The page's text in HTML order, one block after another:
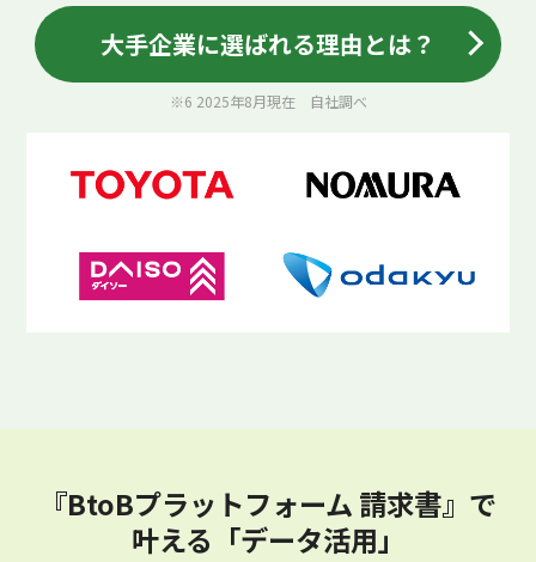
大手企業に選ばれる理由とは？
※6 2025年8月現在 自社調べ
『BtoBプラットフォーム 請求書』で
叶える「データ活用」